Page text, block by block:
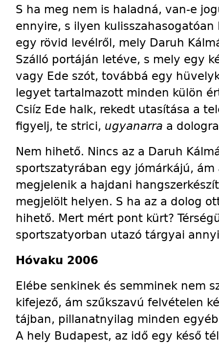
S ha meg nem is haladná, van-e
ennyire, s ilyen
egy rövid levélről, mely Daruh
Szálló portáján letéve, s mely egy
vagy Ede szót, továbbá egy
legyet tartalmazott minden külön
Csiíz Ede halk, rekedt utasítása a
figyelj, te strici, ugyanarra a
Nem hihető. Nincs az a Daruh
sportszatyrában egy jómárkájú,
megjelenik a hajdani
megjelölt helyen. S ha az a dolog
hihető. Mert mért pont kürt?
sportszatyorban utazó tárgyai
Hóvaku 2006
Elébe senkinek és semminek nem
kifejező, ám szűkszavú felvételen
tájban, pillanatnyilag minden
A hely Budapest, az idő egy késő